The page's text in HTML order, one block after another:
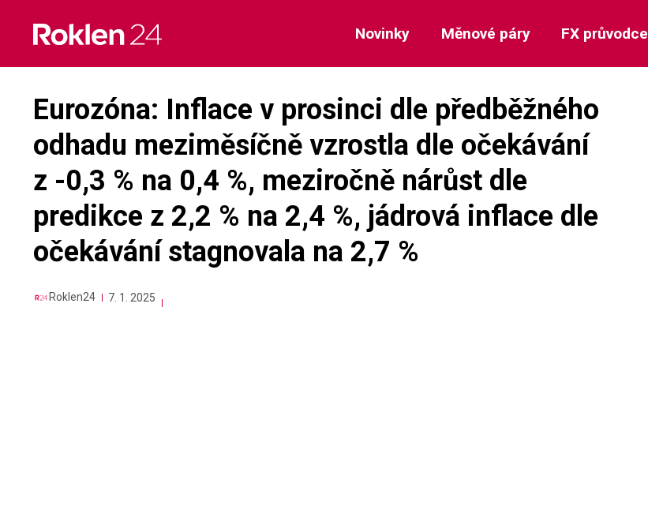
content
Novinky Měnové páry FX průvodce
Eurozóna: Inflace v prosinci dle předběžného
odhadu meziměsíčně vzrostla dle očekávání
z -0,3 % na 0,4 %, meziročně nárůst dle
predikce z 2,2 % na 2,4 %, jádrová inflace dle
očekávání stagnovala na 2,7 %
Roklen24 7. 1. 2025